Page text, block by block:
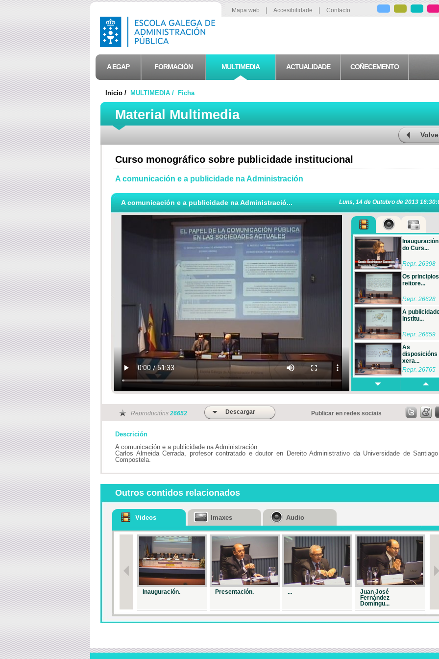
Mapa web | Accesibilidade | Contacto
A EGAP FORMACIÓN MULTIMEDIA ACTUALIDADE COÑECEMENTO
Inicio / MULTIMEDIA / Ficha
Material Multimedia
Curso monográfico sobre publicidade institucional
A comunicación e a publicidade na Administración
A comunicación e a publicidade na Administració... Luns, 14 de Outubro de 2013
Inauguración
do Curs...
Repr. 26398
Os principios
reitore...
Repr. 26628
A
institu...
Repr. 26659
As
disposicións
xera...
Repr. 26765
Repr. 26736
O control da
A
Repr. 26867
institu...
Repr. 27746
Repr. 27899
Reproducións 26652 Descargar Publicar en redes sociais
Descrición
A comunicación e a publicidade na Administración
Carlos Almeida Cerrada, profesor contratado e doutor en Dereito Administrativo da Universidade de
Compostela.
Outros contidos relacionados
Videos
Inauguración. Presentación. ...
Juan José
Fernández
Domíngu...
Imaxes Audio